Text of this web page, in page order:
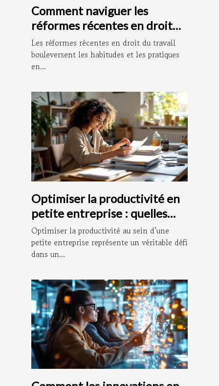
Comment naviguer les
réformes récentes en droit
du travail ?
Les réformes récentes en droit du travail
bouleversent les habitudes et les pratiques
en...
Optimiser la productivité en
petite entreprise : quelles
stratégies adopter ?
Optimiser la productivité au sein d’une
petite entreprise représente un véritable défi
dans un...